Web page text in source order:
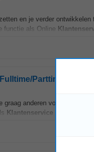
en je verder
functie als Online
Parttime bij
graag anderen vooruit? Als
Klantenservice